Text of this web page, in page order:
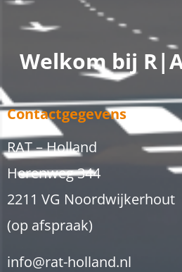
Welkom bij
Contactgegevens
RAT – Holland
Herenweg 344
2211 VG Noordwijkerhout
(op afspraak)
info@rat-holland.nl